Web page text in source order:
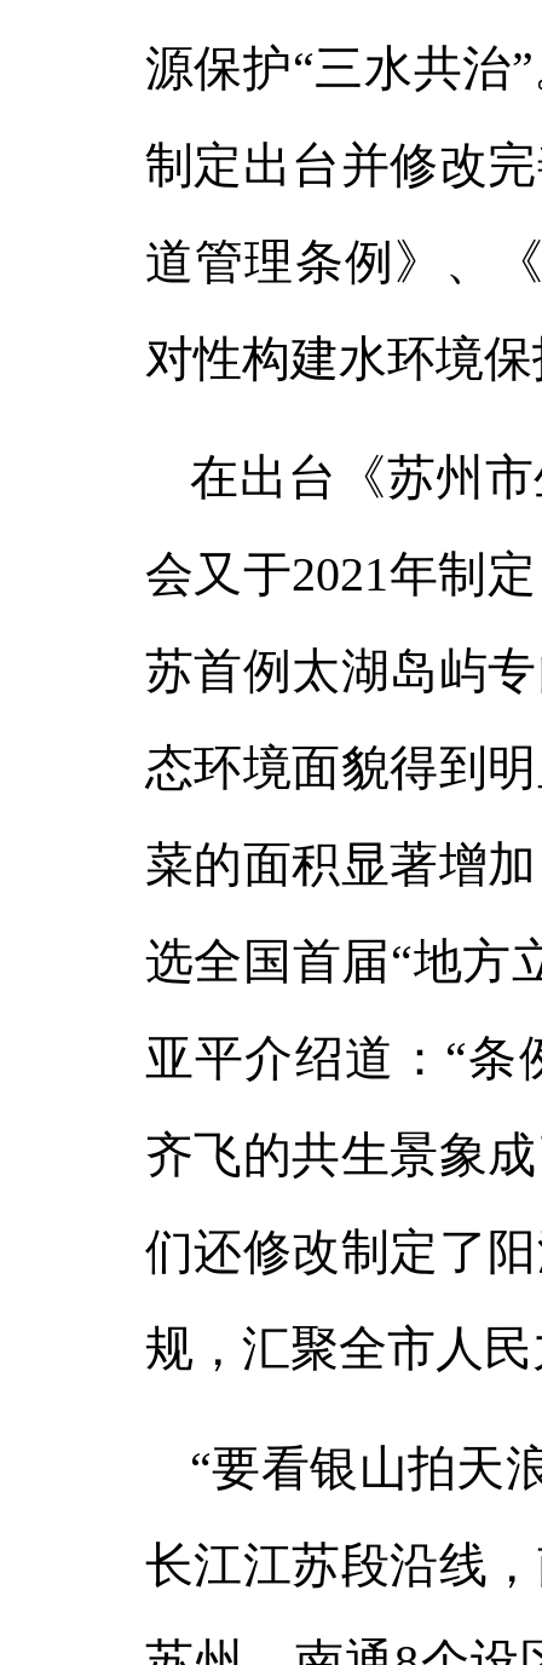
源保护“三水共治
制定出台并修改
道管理条例》、
对性构建水环境
在出台《苏州
会又于2021年制
苏首例太湖岛屿
态环境面貌得到
菜的面积显著增
选全国首届“地方
亚平介绍道：“
齐飞的共生景象
们还修改制定了
规，汇聚全市人
“要看银山拍天
长江江苏段沿线